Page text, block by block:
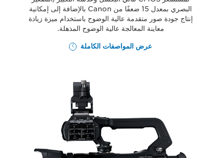
البصري بمعدل 15 ضعفًا من Canon بالإضافة إلى إمكانية
إنتاج جودة صور متقدمة عالية الوضوح باستخدام ميزة زيادة
معاينة المعالجة عالية الوضوح المذهلة.
عرض المواصفات الكاملة